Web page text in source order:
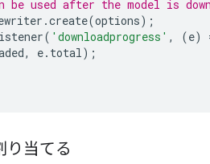
be used after the model is
.create(options);
( 'downloadprogress' , (e)
, e. total);
り当てる